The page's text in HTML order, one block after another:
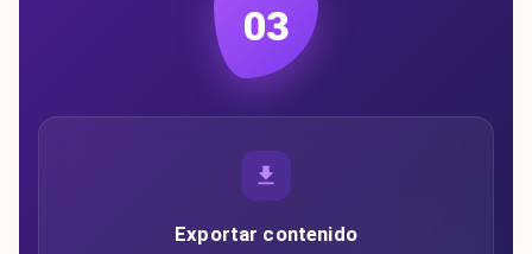
03
Exportar contenido